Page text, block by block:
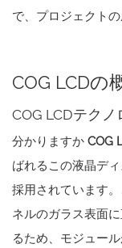
で、プロジェクト
COG LCDの
COG LCDテク
分かりますか COG
ばれるこの液晶デ
採用されています
ネルのガラス表面
るため、モジュー